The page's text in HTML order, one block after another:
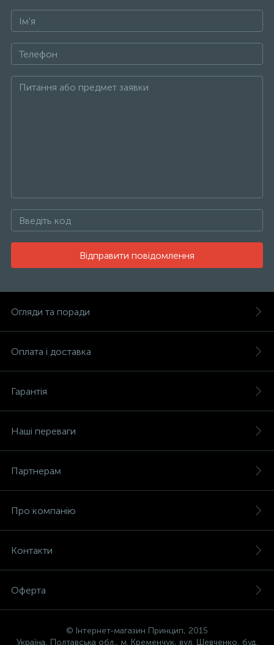
Відправити повідомлення
Огляди та поради
Оплата і доставка
Гарантія
Наші переваги
Партнерам
Про компанію
Контакти
Оферта
© Інтернет-магазин Принцип, 2015
Україна, Полтавська обл., м. Кременчук, вул. Шевченко, буд.